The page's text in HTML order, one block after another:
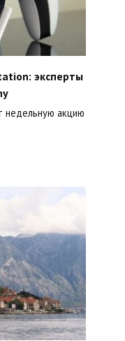
эксперты
недельную акцию